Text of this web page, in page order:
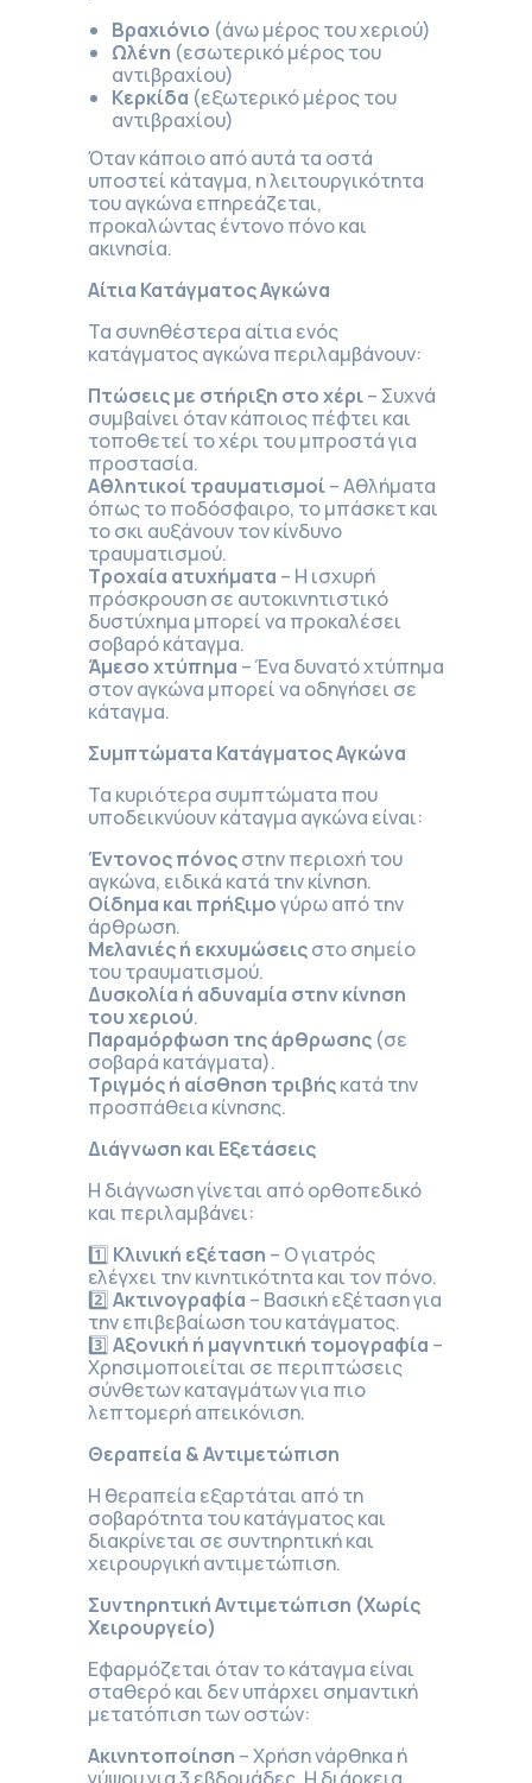
Βραχιόνιο (άνω μέρος του χεριού)
Ωλένη (εσωτερικό μέρος του
αντιβραχίου)
Κερκίδα (εξωτερικό μέρος του
αντιβραχίου)
Όταν κάποιο από αυτά τα οστά
υποστεί κάταγμα, η λειτουργικότητα
του αγκώνα επηρεάζεται,
προκαλώντας έντονο πόνο και
ακινησία.
Αίτια Κατάγματος Αγκώνα
Τα συνηθέστερα αίτια ενός
κατάγματος αγκώνα περιλαμβάνουν:
Πτώσεις με στήριξη στο χέρι– Συχνά
συμβαίνει όταν κάποιος πέφτει και
τοποθετεί το χέρι του μπροστά για
προστασία.
Αθλητικοί τραυματισμοί– Αθλήματα
όπως το ποδόσφαιρο, το μπάσκετ και
το σκι αυξάνουν τον κίνδυνο
τραυματισμού.
Τροχαία ατυχήματα – Η ισχυρή
πρόσκρουση σε αυτοκινητιστικό
δυστύχημα μπορεί να προκαλέσει
σοβαρό κάταγμα.
Άμεσο χτύπημα – Ένα δυνατό χτύπημα
στον αγκώνα μπορεί να οδηγήσει σε
κάταγμα.
Συμπτώματα Κατάγματος Αγκώνα
Τα κυριότερα συμπτώματα που
υποδεικνύουν κάταγμα αγκώνα είναι:
Έντονος πόνοςστην περιοχή του
αγκώνα, ειδικά κατά την κίνηση.
Οίδημα και πρήξιμογύρω από την
άρθρωση.
Μελανιές ή εκχυμώσειςστο σημείο
του τραυματισμού.
Δυσκολία ή αδυναμία στην κίνηση
του χεριού.
Παραμόρφωση της άρθρωσης (σε
σοβαρά κατάγματα).
Τριγμός ή αίσθηση τριβήςκατά την
προσπάθεια κίνησης.
Διάγνωση και Εξετάσεις
Η διάγνωση γίνεται από ορθοπεδικό
και περιλαμβάνει:
1️⃣ Κλινική εξέταση – Ο γιατρός
ελέγχει την κινητικότητα και τον πόνο.
2️⃣Ακτινογραφία – Βασική εξέταση για
την επιβεβαίωση του κατάγματος.
3️⃣Αξονική ή μαγνητική τομογραφία –
Χρησιμοποιείται σε περιπτώσεις
σύνθετων καταγμάτων για πιο
λεπτομερή απεικόνιση.
Θεραπεία & Αντιμετώπιση
Η θεραπεία εξαρτάται από τη
σοβαρότητα του κατάγματος και
διακρίνεται σε συντηρητική και
χειρουργική αντιμετώπιση.
Συντηρητική Αντιμετώπιση (Χωρίς
Χειρουργείο)
Εφαρμόζεται όταν το κάταγμα είναι
σταθερό και δεν υπάρχει σημαντική
μετατόπιση των οστών:
Ακινητοποίηση – Χρήση νάρθηκα ή